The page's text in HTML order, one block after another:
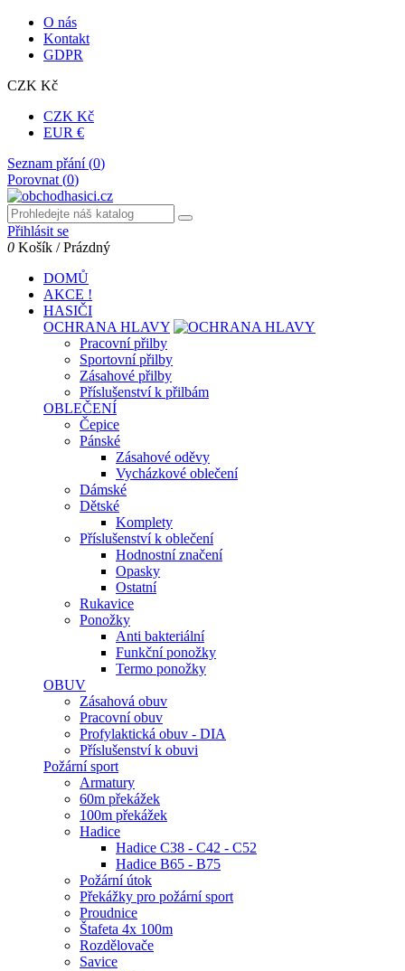
O nás
Kontakt
GDPR
CZK Kč
CZK Kč
EUR €
Seznam přání (0)
Porovnat (0)
Přihlásit se
0 Košík /Prázdný
DOMŮ
AKCE !
HASIČI
OCHRANA HLAVY
Pracovní přilby
Sportovní přilby
Zásahové přilby
Příslušenství k přilbám
OBLEČENÍ
Čepice
Pánské
Zásahové oděvy
Vycházkové oblečení
Dámské
Dětské
Komplety
Příslušenství k oblečení
Hodnostní značení
Opasky
Ostatní
Rukavice
Ponožky
Anti bakteriální
Funkční ponožky
Termo ponožky
OBUV
Zásahová obuv
Pracovní obuv
Profylaktická obuv - DIA
Příslušenství k obuvi
Požární sport
Armatury
60m překážek
100m překážek
Hadice
Hadice C38 - C42 - C52
Hadice B65 - B75
Požární útok
Překážky pro požární sport
Proudnice
Štafeta 4x 100m
Rozdělovače
Savice